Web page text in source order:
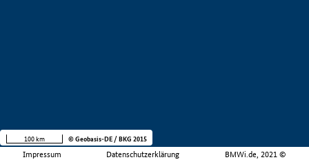
Impressum Datenschutzerklärung BMWi.de, 2021 ©
100 km © Geobasis-DE / BKG 2015